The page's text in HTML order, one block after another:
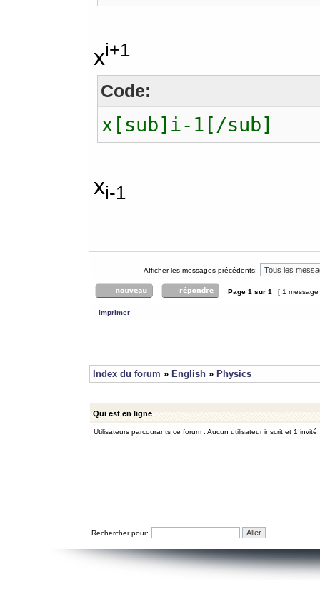
xi+1
Code:
x[sub]i-1[/sub]
xi-1
Afficher les messages précédents:
Page 1 sur 1 [ 1
Imprimer
Index du forum » English » Physics
Qui est en ligne
Utilisateurs parcourants ce forum : Aucun utilisateur inscrit et 1 invité
Rechercher pour: